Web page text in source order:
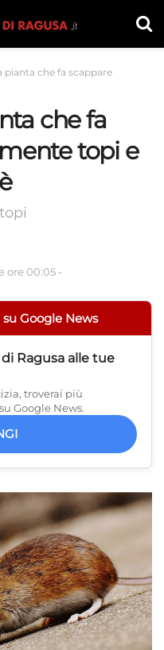
pianta che fa scappare
che fa
topi e
ore 00:05 -
Google News
Ragusa alle tue
troverai più
Google News.